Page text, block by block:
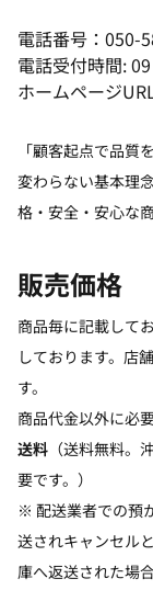
電話番号：050-
電話受付時間:
ホームページ
「顧客起点で品質
変わらない基本理
格・安全・安心な
販売価格
商品毎に記載して
しております。店
す。
商品代金以外に必
送料 （送料無料
要です。）
※ 配送業者での預
送されキャンセル
庫へ返送された場